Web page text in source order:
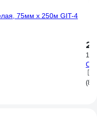
75мм х 250м GIT-4
(8)